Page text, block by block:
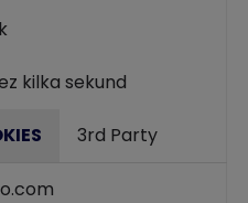
kilka sekund
3rd Party